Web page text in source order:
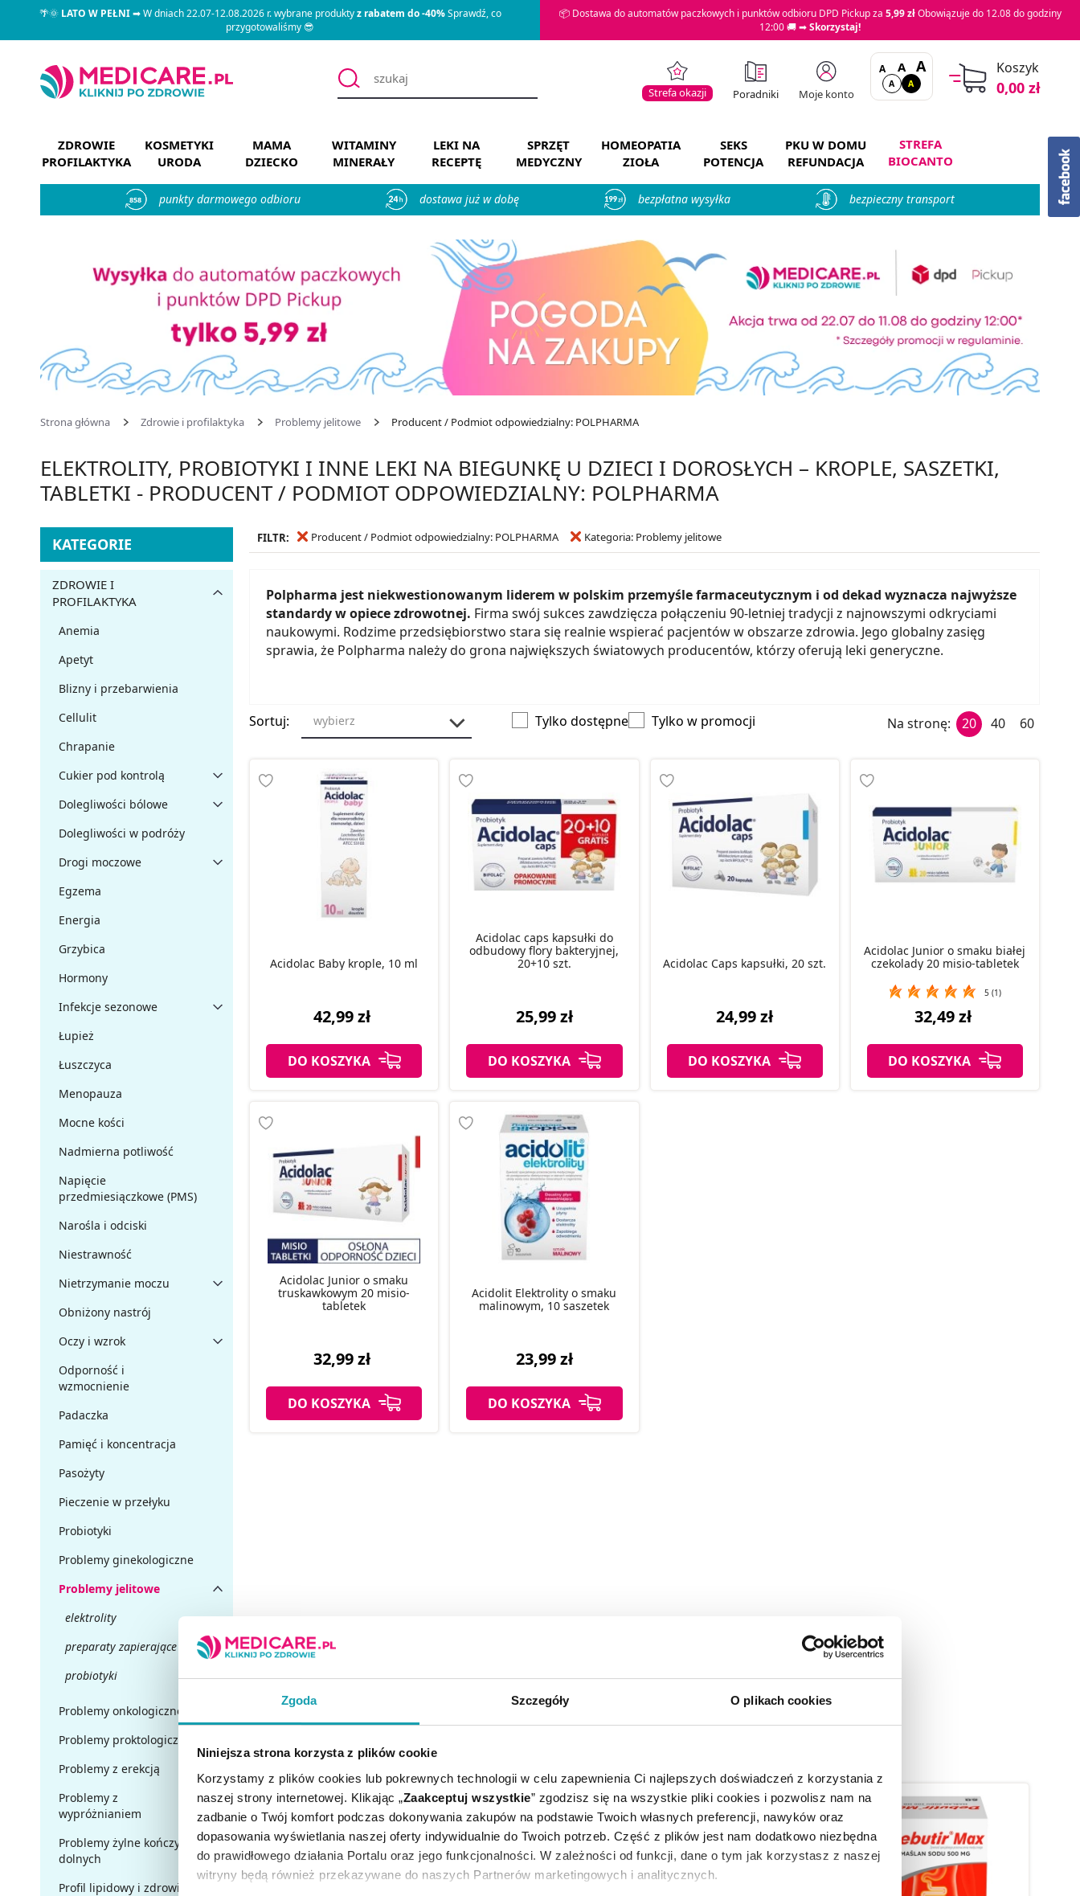
Zgoda Szczegóły O plikach cookies
Niniejsza strona korzysta z plików cookie
Korzystamy z plików cookies lub pokrewnych technologii w celu zapewnienia Ci najlepszych doświadczeń z korzystania z
naszej strony internetowej. Klikając „Zaakceptuj wszystkie” zgodzisz się na wszystkie pliki cookies i pozwolisz nam na
zadbanie o Twój komfort podczas dokonywania zakupów na podstawie Twoich własnych preferencji, nawyków oraz
dopasowania wyświetlania naszej oferty indywidualnie do Twoich potrzeb. Część z plików jest nam dodatkowo niezbędna
do prawidłowego działania Portalu oraz jego funkcjonalności. W zależności od funkcji, dane o tym jak korzystasz z naszej
witryny będą również przekazywane do naszych Partnerów marketingowych i analitycznych.
🌴🌞LATO W PEŁNI➡ W dniach 22.07-12.08.2026 r. wybrane produktyz rabatem do -40%Sprawdź, co
przygotowaliśmy 😎
📦 Dostawa do automatów paczkowych i punktów odbioru DPD Pickup za 5,99 złObowiązuje do 12.08 do godziny
12:00 🚚 ➡Skorzystaj!
Strefa okazji Poradniki Moje konto
A A A
A A
Koszyk
0,00 zł
ZDROWIE
PROFILAKTYKA
KOSMETYKI
URODA
MAMA
DZIECKO
WITAMINY
MINERAŁY
LEKI NA
RECEPTĘ
SPRZĘT
MEDYCZNY
HOMEOPATIA
ZIOŁA
SEKS
POTENCJA
PKU W DOMU
REFUNDACJA
STREFA
BIOCANTO
858 punkty darmowego odbioru dostawa już w dobę bezpłatna wysyłka bezpieczny transport
Strona główna Zdrowie i profilaktyka Problemy jelitowe Producent / Podmiot odpowiedzialny: POLPHARMA
ELEKTROLITY, PROBIOTYKI I INNE LEKI NA BIEGUNKĘ U DZIECI I DOROSŁYCH – KROPLE, SASZETKI,
TABLETKI - PRODUCENT / PODMIOT ODPOWIEDZIALNY: POLPHARMA
KATEGORIE
ZDROWIE I
PROFILAKTYKA
Anemia
Apetyt
Blizny i przebarwienia
Cellulit
Chrapanie
Cukier pod kontrolą
Dolegliwości bólowe
Dolegliwości w podróży
Drogi moczowe
Egzema
Energia
Grzybica
Hormony
Infekcje sezonowe
Łupież
Łuszczyca
Menopauza
Mocne kości
Nadmierna potliwość
Napięcie
przedmiesiączkowe (PMS)
Narośla i odciski
Niestrawność
Nietrzymanie moczu
Obniżony nastrój
Oczy i wzrok
Odporność i
wzmocnienie
Padaczka
Pamięć i koncentracja
Pasożyty
Pieczenie w przełyku
Probiotyki
Problemy ginekologiczne
Problemy jelitowe
elektrolity
preparaty zapierające
probiotyki
Problemy onkologiczne
Problemy proktologiczne
Problemy z erekcją
Problemy z
wypróżnianiem
Problemy żylne kończyn
dolnych
Profil lipidowy i zdrowie
FILTR: Producent / Podmiot odpowiedzialny: POLPHARMA Kategoria: Problemy jelitowe
Polpharma jest niekwestionowanym liderem w polskim przemyśle farmaceutycznym i od dekad wyznacza najwyższe
standardy w opiece zdrowotnej. Firma swój sukces zawdzięcza połączeniu 90-letniej tradycji z najnowszymi odkryciami
naukowymi. Rodzime przedsiębiorstwo stara się realnie wspierać pacjentów w obszarze zdrowia. Jego globalny zasięg
sprawia, że Polpharma należy do grona największych światowych producentów, którzy oferują leki generyczne.
Sortuj: wybierz Tylko dostępne Tylko w promocji Na stronę: 20 40 60
Acidolac Baby krople, 10 ml
42,99 zł
DO KOSZYKA
Acidolac caps kapsułki do
odbudowy flory bakteryjnej,
20+10 szt.
25,99 zł
DO KOSZYKA
Acidolac Caps kapsułki, 20 szt.
24,99 zł
DO KOSZYKA
Acidolac Junior o smaku białej
czekolady 20 misio-tabletek
5 (1)
32,49 zł
DO KOSZYKA
Acidolac Junior o smaku
truskawkowym 20 misio-
tabletek
32,99 zł
DO KOSZYKA
Acidolit Elektrolity o smaku
malinowym, 10 saszetek
23,99 zł
DO KOSZYKA